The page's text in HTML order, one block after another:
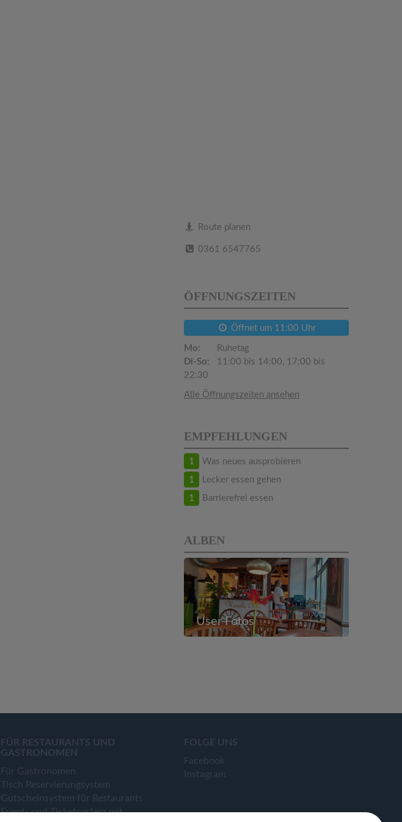
Route planen
0361 6547765
ÖFFNUNGSZEITEN
Öffnet um 11:00 Uhr
Mo:
Ruhetag
Di-So:
11:00 bis 14:00, 17:00 bis
22:30
Alle Öffnungszeiten ansehen
EMPFEHLUNGEN
1 Was neues ausprobieren
1 Lecker essen gehen
1 Barrierefrei essen
ALBEN
User Fotos
FÜR RESTAURANTS UND
GASTRONOMEN
Für Gastronomen
Tisch Reservierungsystem
Gutscheinsystem für Restaurants
Event- und Ticketsystem mit
FOLGE UNS
Facebook
Instagram